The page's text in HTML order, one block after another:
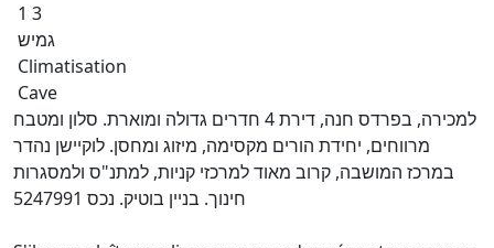
1 3
גמיש
Climatisation
Cave
למכירה, בפרדס חנה, דירת 4 חדרים גדולה ומוארת. סלון ומטבח
מרווחים, יחידת הורים מקסימה, מיזוג ומחסן. לוקיישן נהדר
במרכז המושבה, קרוב מאוד למרכזי קניות, למתנ"ס ולמסגרות
חינוך. בניין בוטיק. נכס 5247991